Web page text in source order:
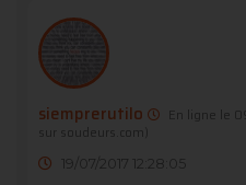
siemprerutilo En ligne le
sur soudeurs.com)
19/07/2017 12:28:05